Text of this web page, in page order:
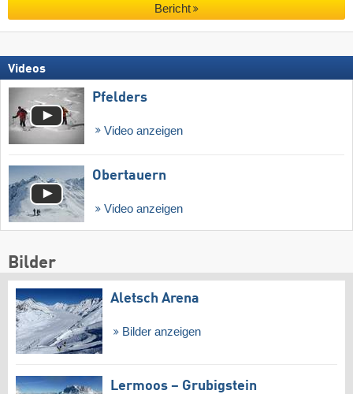
Bericht
Videos
Pfelders
Video anzeigen
Obertauern
Video anzeigen
Bilder
Aletsch Arena
Bilder anzeigen
Lermoos – Grubigstein